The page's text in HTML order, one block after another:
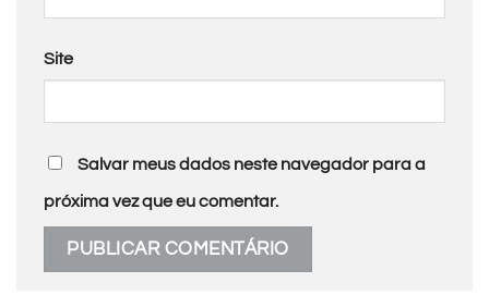
Site
Salvar meus dados neste navegador para a
próxima vez que eu comentar.